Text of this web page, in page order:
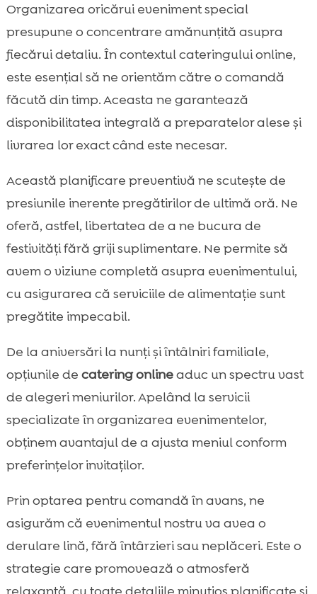
Organizarea oricărui eveniment special
presupune o concentrare amănunțită asupra
fiecărui detaliu. În contextul cateringului online,
este esențial să ne orientăm către o comandă
făcută din timp. Aceasta ne garantează
disponibilitatea integrală a preparatelor alese și
livrarea lor exact când este necesar.
Această planificare preventivă ne scutește de
presiunile inerente pregătirilor de ultimă oră. Ne
oferă, astfel, libertatea de a ne bucura de
festivități fără griji suplimentare. Ne permite să
avem o viziune completă asupra evenimentului,
cu asigurarea că serviciile de alimentație sunt
pregătite impecabil.
De la aniversări la nunți și întâlniri familiale,
opțiunile de catering onlineaduc un spectru vast
de alegeri meniurilor. Apelând la servicii
specializate în organizarea evenimentelor,
obținem avantajul de a ajusta meniul conform
preferințelor invitaților.
Prin optarea pentru comandă în avans, ne
asigurăm că evenimentul nostru va avea o
derulare lină, fără întârzieri sau neplăceri. Este o
strategie care promovează o atmosferă